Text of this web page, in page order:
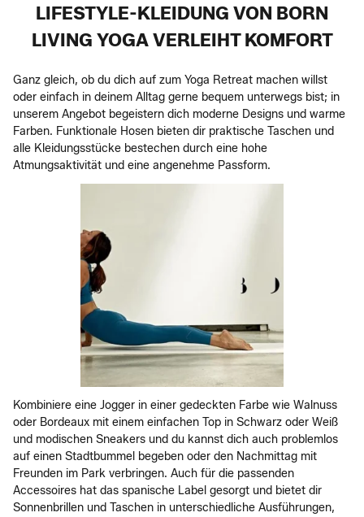
LIFESTYLE-KLEIDUNG VON BORN
LIVING YOGA VERLEIHT KOMFORT
Ganz gleich, ob du dich auf zum Yoga Retreat machen willst
oder einfach in deinem Alltag gerne bequem unterwegs bist; in
unserem Angebot begeistern dich moderne Designs und warme
Farben. Funktionale Hosen bieten dir praktische Taschen und
alle Kleidungsstücke bestechen durch eine hohe
Atmungsaktivität und eine angenehme Passform.
Kombiniere eine Jogger in einer gedeckten Farbe wie Walnuss
oder Bordeaux mit einem einfachen Top in Schwarz oder Weiß
und modischen Sneakers und du kannst dich auch problemlos
auf einen Stadtbummel begeben oder den Nachmittag mit
Freunden im Park verbringen. Auch für die passenden
Accessoires hat das spanische Label gesorgt und bietet dir
Sonnenbrillen und Taschen in unterschiedliche Ausführungen,